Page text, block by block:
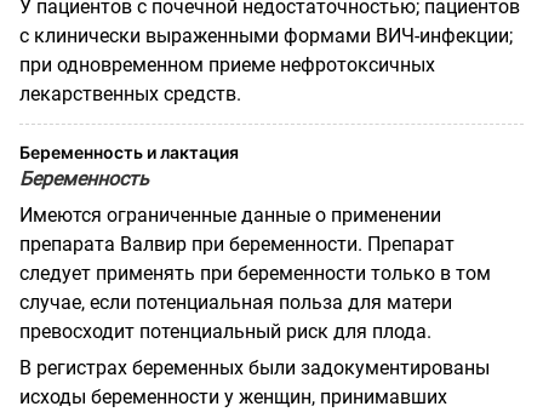
У пациентов с почечной недостаточностью; пациентов
с клинически выраженными формами ВИЧ-инфекции;
при одновременном приеме нефротоксичных
лекарственных средств.
Беременность и лактация
Беременность
Имеются ограниченные данные о применении
препарата Валвир при беременности. Препарат
следует применять при беременности только в том
случае, если потенциальная польза для матери
превосходит потенциальный риск для плода.
В регистрах беременных были задокументированы
исходы беременности у женщин, принимавших